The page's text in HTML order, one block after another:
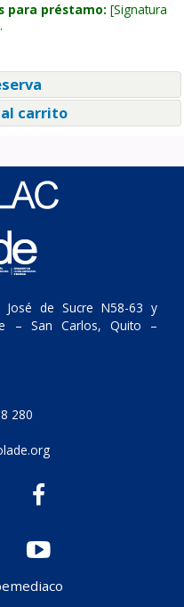
para préstamo: Signatura
carrito
José de Sucre N58-63 y
– San Carlos, Quito –
280